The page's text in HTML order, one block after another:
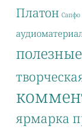
Платон Сапфо
ярмарка